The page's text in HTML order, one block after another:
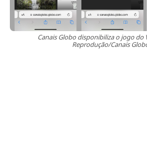
Canais Globo disponibiliza o jogo do
Reprodução/Canais